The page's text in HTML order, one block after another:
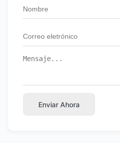
Enviar Ahora